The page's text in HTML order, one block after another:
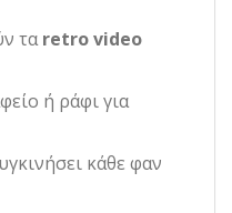
ταretro video
ή ράφι για
κάθε φαν